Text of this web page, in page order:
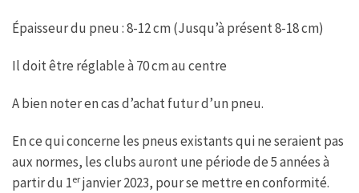
Épaisseur du pneu : 8-12 cm (Jusqu’à présent 8-18 cm)
Il doit être réglable à 70 cm au centre
A bien noter en cas d’achat futur d’un pneu.
En ce qui concerne les pneus existants qui ne seraient pas
aux normes, les clubs auront une période de 5 années à
partir du 1erjanvier 2023, pour se mettre en conformité.